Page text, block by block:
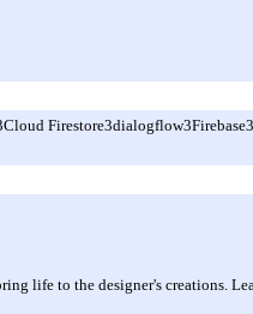
life to the designer's creations.